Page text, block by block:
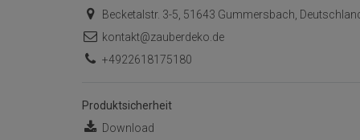
Becketalstr. 3-5, 51643 Gummersbach,
kontakt@zauberdeko.de
+4922618175180
Produktsicherheit
Download